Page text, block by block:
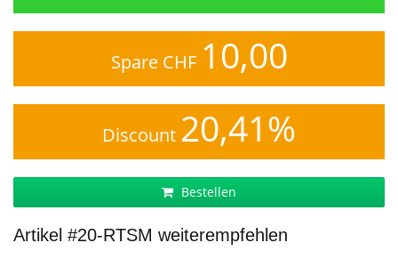
Spare CHF 10,00
Discount 20,41%
Bestellen
Artikel #20-RTSM weiterempfehlen